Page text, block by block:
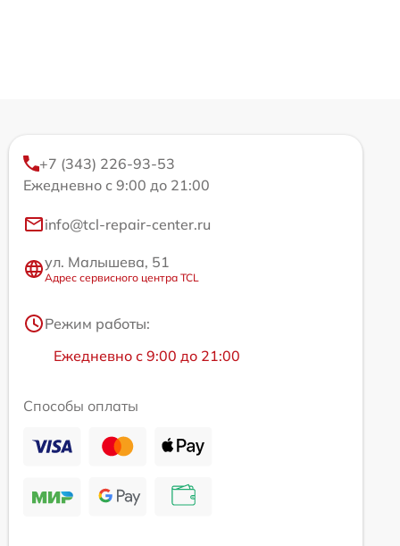
+7 (343) 226-93-53
Ежедневно с 9:00 до 21:00
info@tcl-repair-center.ru
ул. Малышева, 51
Адрес сервисного центра TCL
Режим работы:
Ежедневно с 9:00 до 21:00
Способы оплаты